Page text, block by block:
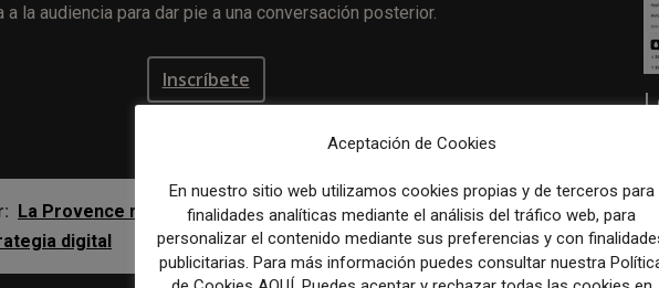
la audiencia para dar pie a una conversación posterior.
Inscríbete
La Provence rompe con el discurso dominante y sitúa el papel en
digital
Aceptación de Cookies
En nuestro sitio web utilizamos cookies propias y de terceros para
finalidades analíticas mediante el análisis del tráfico web, para
personalizar el contenido mediante sus preferencias y con
publicitarias. Para más información puedes consultar nuestra